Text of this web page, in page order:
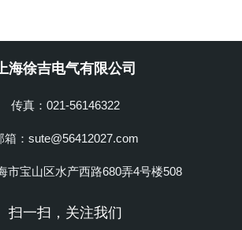
海徐吉电气有限公司
传真：021-56146322
箱：sute@56412027.com
市宝山区水产西路680弄4号楼508
扫一扫，关注我们